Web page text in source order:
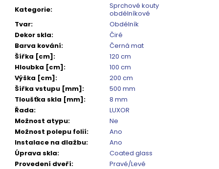
Kategorie:
Sprchové kouty
obdélníkové
Tvar:
Obdélník
Dekor skla:
Čiré
Barva kování:
Černá mat
Šířka [cm]:
120 cm
Hloubka [cm]:
100 cm
Výška [cm]:
200 cm
Šířka vstupu [mm]:
500 mm
Tloušťka skla [mm]:
8 mm
Řada:
LUXOR
Možnost atypu:
Ne
Možnost polepu folií:
Ano
Instalace na dlažbu:
Ano
Úprava skla:
Coated glass
Provedení dveří:
Pravé/Levé
SIGMA
SIMPLY
BLACK
ČTVRTKRUHOVÝ
SPRCHOVÝ
KOUT
900X900,
ČIRÉ
SKLO,
GS5590B
10
920
Kč
Původně:
13
650
Kč